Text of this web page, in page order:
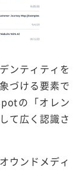
ンティティを
づける要素で
の「オレン
て広く認識さ
ウンドメディ